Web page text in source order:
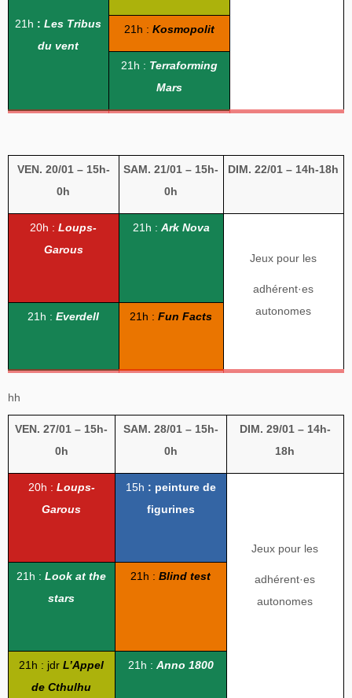
21h :Les Tribus
du vent
21h : Kosmopolit
21h : Terraforming
Mars
VEN. 20/01 – 15h-
0h
SAM. 21/01 – 15h-
0h
DIM. 22/01 – 14h-18h
20h :Loups-
Garous
21h : ArkNova
Jeux pour les
adhérent·es
autonomes
21h :Everdell 21h :FunFacts
hh
VEN. 27/01 – 15h-
0h
SAM. 28/01 – 15h-
0h
DIM. 29/01 – 14h-
18h
20h : Loups-
Garous
15h : peinture de
figurines
Jeux pour les
adhérent·es
autonomes
21h :Look at the
stars
21h :Blind test
21h : jdr L’Appel
de Cthulhu
21h : Anno 1800